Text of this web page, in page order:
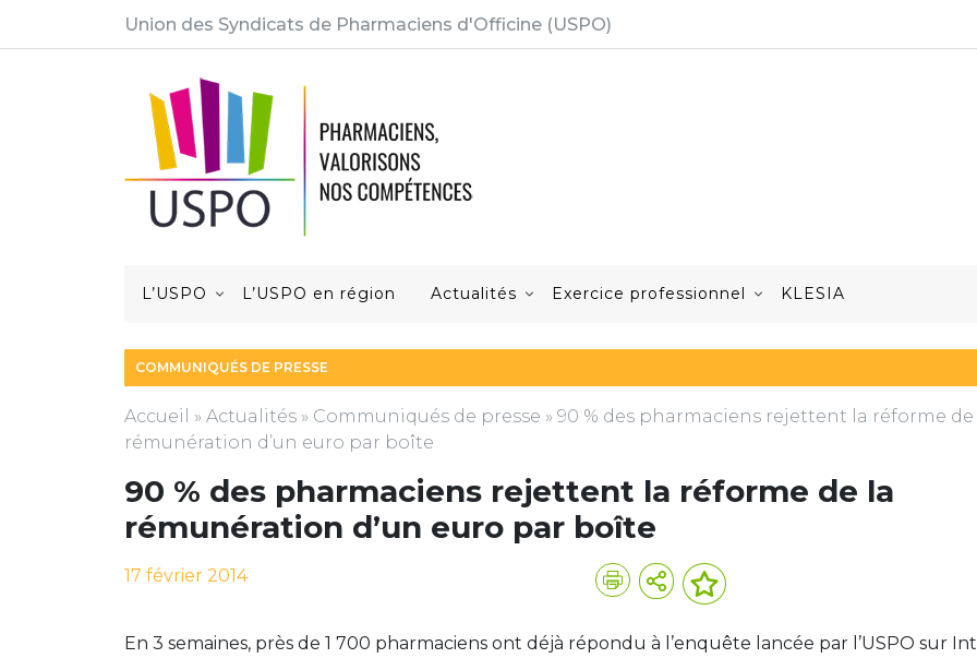
Union des Syndicats de Pharmaciens d'Officine (USPO)
L’USPO L’USPO en région Actualités Exercice professionnel KLESIA
COMMUNIQUÉS DE PRESSE
Accueil » Actualités » Communiqués de presse » 90 % des pharmaciens rejettent la réforme de
rémunération d’un euro par boîte
90 % des pharmaciens rejettent la réforme de la
rémunération d’un euro par boîte
17 février 2014
En 3 semaines, près de 1 700 pharmaciens ont déjà répondu à l’enquête lancée par l’USPO sur